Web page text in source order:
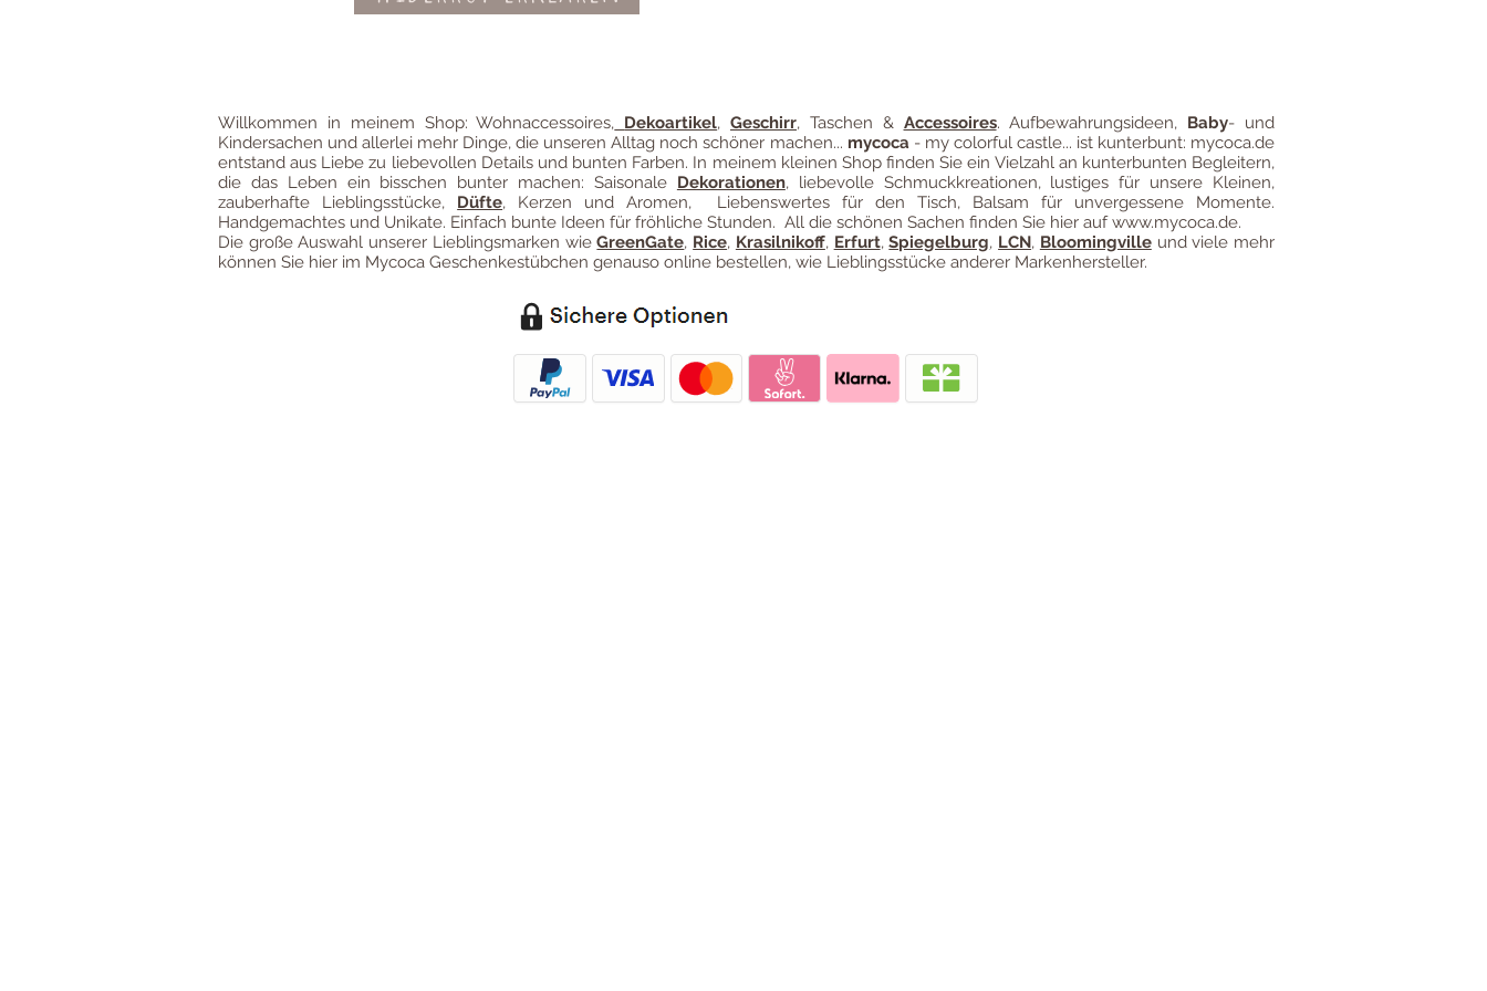
Willkommen in meinem Shop: Wohnaccessoires, Dekoartikel,Geschirr, Taschen & Accessoires.Aufbewahrungsideen, Baby- und
Kindersachen und allerlei mehr Dinge, die unseren Alltag noch schöner machen... mycoca - my colorful castle... ist kunterbunt: mycoca.de
entstand aus Liebe zu liebevollen Details und bunten Farben. In meinem kleinen Shop finden Sie ein Vielzahl an kunterbunten Begleitern,
die das Leben ein bisschen bunter machen: Saisonale Dekorationen, liebevolle Schmuckkreationen, lustiges für unsere Kleinen,
zauberhafte Lieblingsstücke, Düfte, Kerzen und Aromen, Liebenswertes für den Tisch, Balsam für unvergessene Momente.
Handgemachtes und Unikate. Einfach bunte Ideen für fröhliche Stunden. All die schönen Sachen finden Sie hier aufwww.mycoca.de.
Die große Auswahl unserer Lieblingsmarken wieGreenGate, Rice, Krasilnikoff, Erfurt,Spiegelburg, LCN, Bloomingville und viele mehr
können Sie hier im Mycoca Geschenkestübchen genauso online bestellen, wie Lieblingsstücke anderer Markenhersteller.